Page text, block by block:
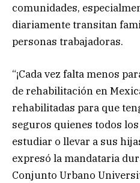
comunidades,
diariamente transitan
personas trabajadoras.
“¡Cada vez falta menos
de rehabilitación en
rehabilitadas para que
seguros quienes todos
estudiar o llevar a sus
expresó la mandataria
Conjunto Urbano